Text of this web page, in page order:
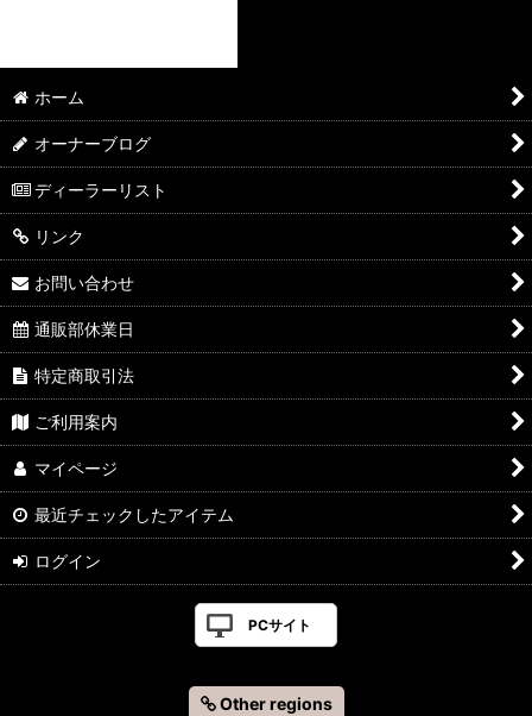
ホーム
オーナーブログ
ディーラーリスト
リンク
お問い合わせ
通販部休業日
特定商取引法
ご利用案内
マイページ
最近チェックしたアイテム
ログイン
PCサイト
Other regions